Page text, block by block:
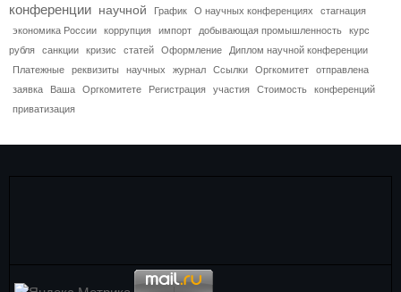
конференции научной График О научных конференциях
стагнация
экономика России
коррупция импорт добывающая промышленность
курс
рубля
санкции кризис статей Оформление
Диплом научной конференции
Платежные
реквизиты научных журнал Ссылки Оргкомитет
отправлена
заявка
Ваша Оргкомитете Регистрация участия Стоимость
конференций
приватизация